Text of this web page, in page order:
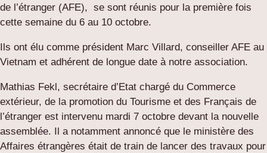
de l’étranger (AFE), se sont réunis pour la première fois
cette semaine du 6 au 10 octobre.
Ils ont élu comme président Marc Villard, conseiller AFE au
Vietnam et adhérent de longue date à notre association.
Mathias Fekl, secrétaire d’Etat chargé du Commerce
extérieur, de la promotion du Tourisme et des Français de
l’étranger est intervenu mardi 7 octobre devant la nouvelle
assemblée. Il a notamment annoncé que le ministère des
Affaires étrangères était de train de lancer des travaux pour